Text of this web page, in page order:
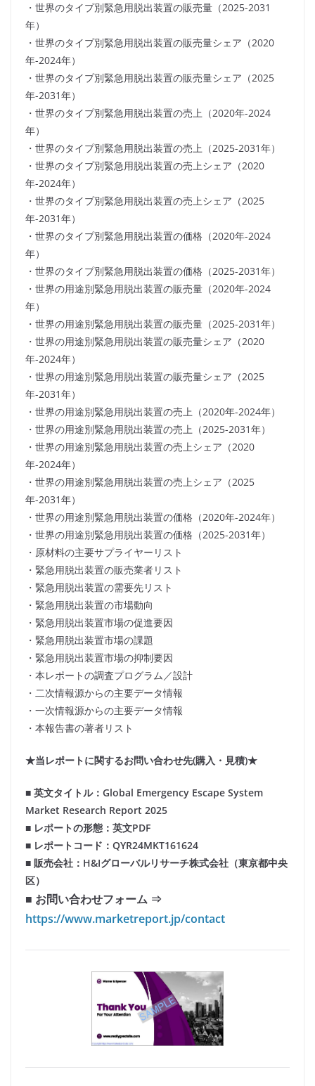
・世界のタイプ別緊急用脱出装置の販売量（2025-2031
年）
・世界のタイプ別緊急用脱出装置の販売量シェア（2020
年-2024年）
・世界のタイプ別緊急用脱出装置の販売量シェア（2025
年-2031年）
・世界のタイプ別緊急用脱出装置の売上（2020年-2024
年）
・世界のタイプ別緊急用脱出装置の売上（2025-2031年）
・世界のタイプ別緊急用脱出装置の売上シェア（2020
年-2024年）
・世界のタイプ別緊急用脱出装置の売上シェア（2025
年-2031年）
・世界のタイプ別緊急用脱出装置の価格（2020年-2024
年）
・世界のタイプ別緊急用脱出装置の価格（2025-2031年）
・世界の用途別緊急用脱出装置の販売量（2020年-2024
年）
・世界の用途別緊急用脱出装置の販売量（2025-2031年）
・世界の用途別緊急用脱出装置の販売量シェア（2020
年-2024年）
・世界の用途別緊急用脱出装置の販売量シェア（2025
年-2031年）
・世界の用途別緊急用脱出装置の売上（2020年-2024年）
・世界の用途別緊急用脱出装置の売上（2025-2031年）
・世界の用途別緊急用脱出装置の売上シェア（2020
年-2024年）
・世界の用途別緊急用脱出装置の売上シェア（2025
年-2031年）
・世界の用途別緊急用脱出装置の価格（2020年-2024年）
・世界の用途別緊急用脱出装置の価格（2025-2031年）
・原材料の主要サプライヤーリスト
・緊急用脱出装置の販売業者リスト
・緊急用脱出装置の需要先リスト
・緊急用脱出装置の市場動向
・緊急用脱出装置市場の促進要因
・緊急用脱出装置市場の課題
・緊急用脱出装置市場の抑制要因
・本レポートの調査プログラム／設計
・二次情報源からの主要データ情報
・一次情報源からの主要データ情報
・本報告書の著者リスト
★当レポートに関するお問い合わせ先(購入・見積)★
■ 英文タイトル：Global Emergency Escape System
Market Research Report 2025
■ レポートの形態：英文PDF
■ レポートコード：QYR24MKT161624
■ 販売会社：H&Iグローバルリサーチ株式会社（東京都中央
区）
■ お問い合わせフォーム ⇒
https://www.marketreport.jp/contact